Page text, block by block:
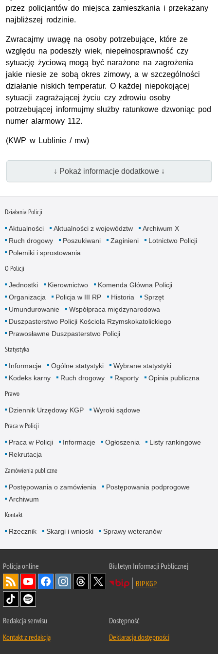
przez policjantów do miejsca zamieszkania i przekazany
najbliższej rodzinie.
Zwracajmy uwagę na osoby potrzebujące, które ze
względu na podeszły wiek, niepełnosprawność czy
sytuację życiową mogą być narażone na zagrożenia
jakie niesie ze sobą okres zimowy, a w szczególności
działanie niskich temperatur. O każdej niepokojącej
sytuacji zagrażającej życiu czy zdrowiu osoby
potrzebującej informujmy służby ratunkowe dzwoniąc pod
numer alarmowy 112.
(KWP w Lublinie / mw)
↓ Pokaż informacje dodatkowe ↓
Działania Policji
Aktualności Aktualności z województw
Archiwum X
Ruch drogowy
Poszukiwani Zaginieni
Lotnictwo Policji
Polemiki i sprostowania
O Policji
Jednostki Kierownictwo
Komenda Główna Policji
Organizacja
Policja w III RP Historia
Sprzęt
Umundurowanie
Współpraca międzynarodowa
Duszpasterstwo Policji Kościoła Rzymskokatolickiego
Prawosławne Duszpasterstwo Policji
Statystyka
Informacje Ogólne statystyki
Wybrane statystyki
Kodeks karny
Ruch drogowy Raporty Opinia publiczna
Prawo
Dziennik Urzędowy KGP Wyroki sądowe
Praca w Policji
Praca w Policji Informacje Ogłoszenia
Listy rankingowe
Rekrutacja
Zamówienia publiczne
Postępowania o zamówienia
Postępowania podprogowe
Archiwum
Kontakt
Rzecznik Skargi i wnioski Sprawy weteranów
Policjaonline
Biuletyn Informacji Publicznej
BIP KGP
Redakcja serwisu
Kontakt z redakcją
Dostępność
Deklaracja dostępności